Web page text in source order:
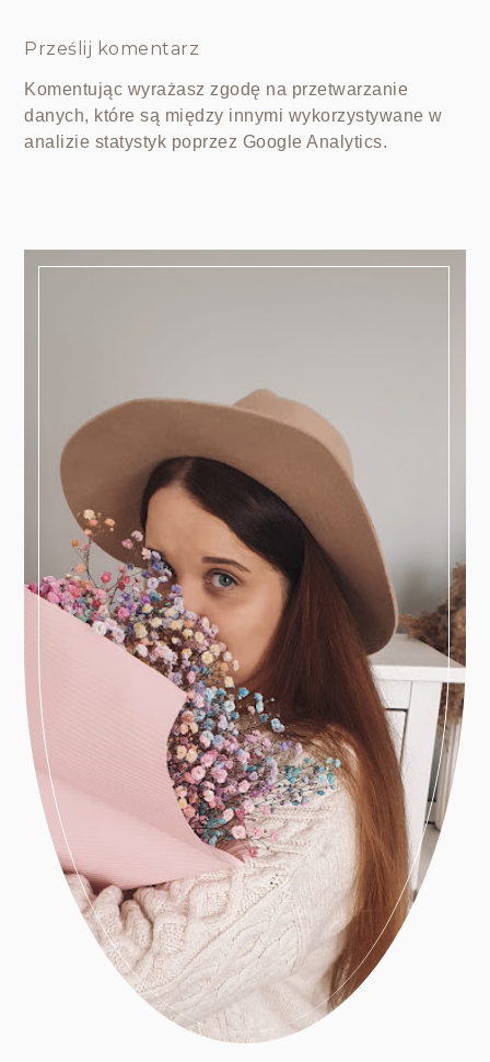
Prześlij komentarz
Komentując wyrażasz zgodę na przetwarzanie
danych, które są między innymi wykorzystywane w
analizie statystyk poprzez Google Analytics.